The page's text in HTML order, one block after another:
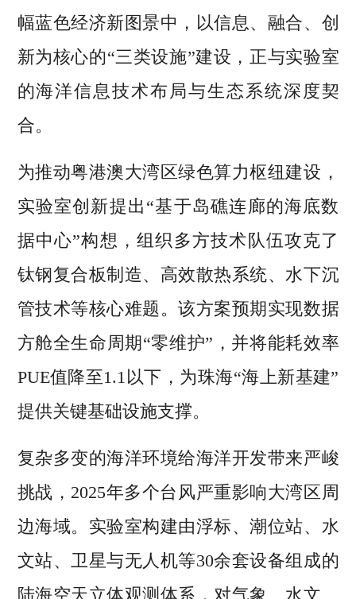
幅蓝色经济新图景中，以信息、融合、创
新为核心的“三类设施”建设，正与实验室
的海洋信息技术布局与生态系统深度契
合。
为推动粤港澳大湾区绿色算力枢纽建设，
实验室创新提出“基于岛礁连廊的海底数
据中心”构想，组织多方技术队伍攻克了
钛钢复合板制造、高效散热系统、水下沉
管技术等核心难题。该方案预期实现数据
方舱全生命周期“零维护”，并将能耗效率
PUE值降至1.1以下，为珠海“海上新基建”
提供关键基础设施支撑。
复杂多变的海洋环境给海洋开发带来严峻
挑战，2025年多个台风严重影响大湾区周
边海域。实验室构建由浮标、潮位站、水
文站、卫星与无人机等30余套设备组成的
陆海空天立体观测体系，对气象、水文、